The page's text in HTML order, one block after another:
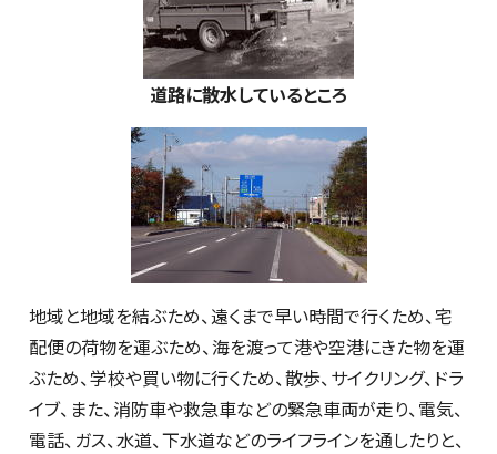
道路に散水しているところ
地域と地域を結ぶため、遠くまで早い時間で行くため、宅
配便の荷物を運ぶため、海を渡って港や空港にきた物を運
ぶため、学校や買い物に行くため、散歩、サイクリング、ドラ
イブ、また、消防車や救急車などの緊急車両が走り、電気、
電話、ガス、水道、下水道などのライフラインを通したりと、